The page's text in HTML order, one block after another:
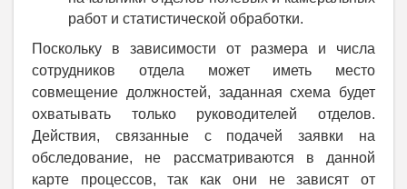
работ и статистической обработки.
Поскольку в зависимости от размера и числа
сотрудников отдела может иметь место
совмещение должностей, заданная схема будет
охватывать только руководителей отделов.
Действия, связанные с подачей заявки на
обследование, не рассматриваются в данной
карте процессов, так как они не зависят от